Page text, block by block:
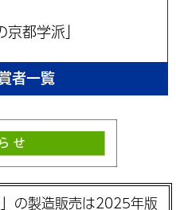
都学派」
者一覧
」の製造販売は2025年版